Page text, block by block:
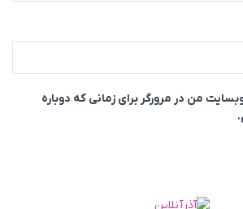
من در مرورگر برای زمانی که دوباره